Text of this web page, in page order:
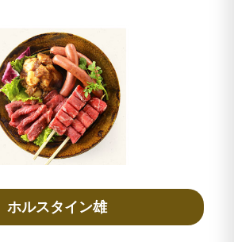
ホルスタイン雄